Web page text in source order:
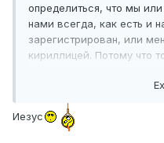
определиться, что мы
нами всегда, как есть и
зарегистрирован, или
кириллицей. Потому что
Иезус